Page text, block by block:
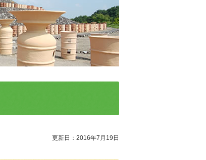
更新日：2016年7月19日